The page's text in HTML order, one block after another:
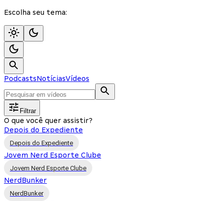
Escolha seu tema:
PodcastsNotíciasVídeos
Filtrar
O que você quer assistir?
Depois do Expediente
Depois do Expediente
Jovem Nerd Esporte Clube
Jovem Nerd Esporte Clube
NerdBunker
NerdBunker